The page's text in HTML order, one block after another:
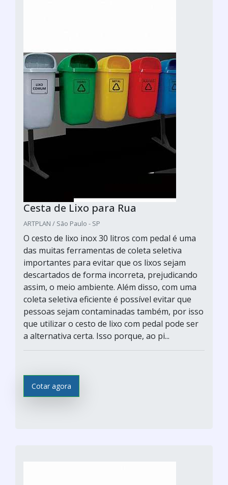
Cesta de Lixo para Rua
ARTPLAN / São Paulo - SP
O cesto de lixo inox 30 litros com pedal é uma
das muitas ferramentas de coleta seletiva
importantes para evitar que os lixos sejam
descartados de forma incorreta, prejudicando
assim, o meio ambiente. Além disso, com uma
coleta seletiva eficiente é possível evitar que
pessoas sejam contaminadas também, por isso
que utilizar o cesto de lixo com pedal pode ser
a alternativa certa. Isso porque, ao pi...
Cotar agora